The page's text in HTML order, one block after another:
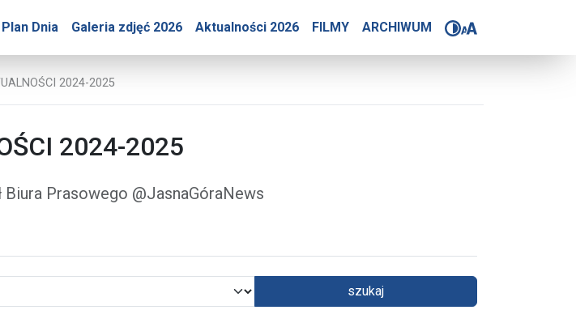
Plan Dnia Galeria zdjęć 2026 Aktualności 2026 FILMY ARCHIWUM
2024-2025
Jasnej Góry
2024-2025
2024-2025
Prasowego @JasnaGóraNews
szukaj